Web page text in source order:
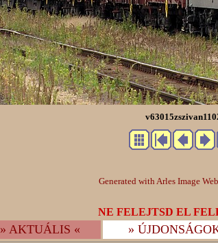
Generated with Arles Image
NE FELEJTSD EL
» AKTUÁLIS « »